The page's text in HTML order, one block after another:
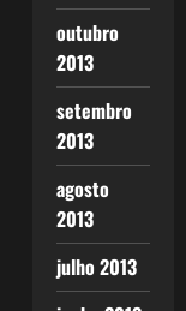
outubro
2013
setembro
2013
agosto
2013
julho 2013